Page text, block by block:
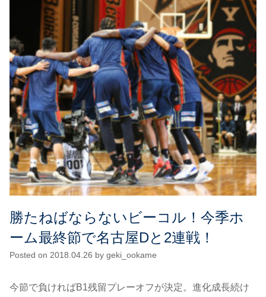
勝たねばならないビーコル！今季ホ
ーム最終節で名古屋Dと2連戦！
Posted on 2018.04.26 by geki_ookame
今節で負ければB1残留プレーオフが決定。進化成長続け